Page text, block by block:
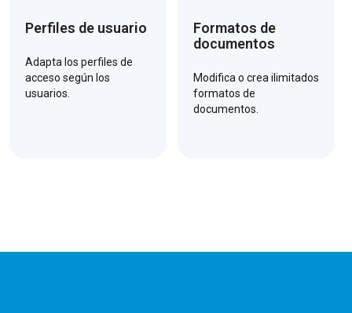
Perfiles de usuario
Adapta los perfiles de
acceso según los
usuarios.
Formatos de
documentos
Modifica o crea ilimitados
formatos de
documentos.